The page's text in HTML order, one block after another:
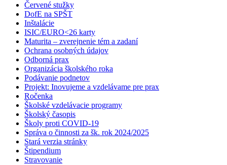
Červené stužky
DofE na SPŠT
Inštalácie
ISIC/EURO<26 karty
Maturita – zverejnenie tém a zadaní
Ochrana osobných údajov
Odborná prax
Organizácia školského roka
Podávanie podnetov
Projekt: Inovujeme a vzdelávame pre prax
Ročenka
Školské vzdelávacie programy
Školský časopis
Školy proti COVID-19
Správa o činnosti za šk. rok 2024/2025
Stará verzia stránky
Štipendium
Stravovanie